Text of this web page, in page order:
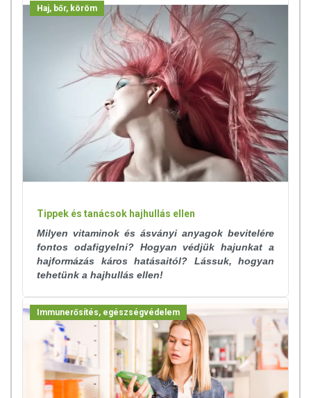
Haj, bőr, köröm
Tippek és tanácsok hajhullás ellen
Milyen vitaminok és ásványi anyagok bevitelére
fontos odafigyelni? Hogyan védjük hajunkat a
hajformázás káros hatásaitól? Lássuk, hogyan
tehetünk a hajhullás ellen!
Immunerősítés, egészségvédelem